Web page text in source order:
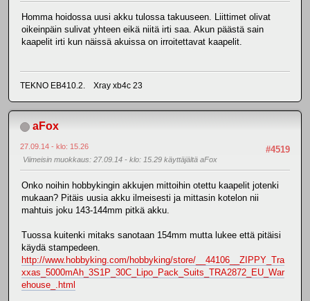
Homma hoidossa uusi akku tulossa takuuseen. Liittimet olivat
oikeinpäin sulivat yhteen eikä niitä irti saa. Akun päästä sain
kaapelit irti kun näissä akuissa on irroitettavat kaapelit.
TEKNO EB410.2. Xray xb4c 23
aFox
#4519
27.09.14 - klo: 15.26
Viimeisin muokkaus: 27.09.14 - klo: 15.29 käyttäjältä aFox
Onko noihin hobbykingin akkujen mittoihin otettu kaapelit jotenki
mukaan? Pitäis uusia akku ilmeisesti ja mittasin kotelon nii
mahtuis joku 143-144mm pitkä akku.
Tuossa kuitenki mitaks sanotaan 154mm mutta lukee että pitäisi
käydä stampedeen.
http://www.hobbyking.com/hobbyking/store/__44106__ZIPPY_Tra
xxas_5000mAh_3S1P_30C_Lipo_Pack_Suits_TRA2872_EU_War
ehouse_.html